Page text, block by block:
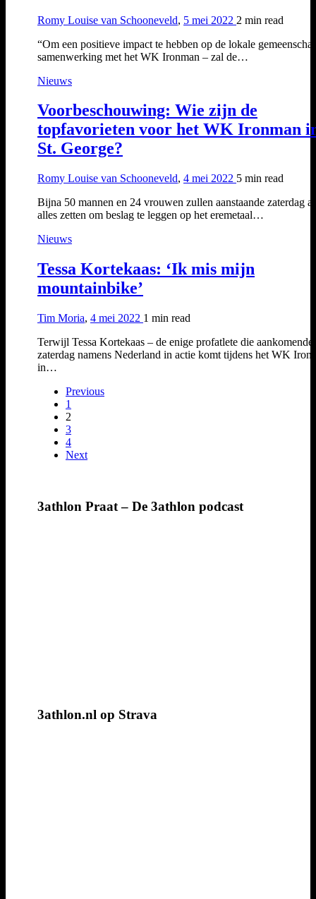
Romy Louise van Schooneveld, 5 mei 2022 2 min read
“Om een positieve impact te hebben op de lokale
samenwerking met het WK Ironman – zal de…
Nieuws
Voorbeschouwing: Wie zijn de
topfavorieten voor het WK Ironman
St. George?
Romy Louise van Schooneveld, 4 mei 2022 5 min read
Bijna 50 mannen en 24 vrouwen zullen aanstaande zaterdag
alles zetten om beslag te leggen op het eremetaal…
Nieuws
Tessa Kortekaas: ‘Ik mis mijn
mountainbike’
Tim Moria, 4 mei 2022 1 min read
Terwijl Tessa Kortekaas – de enige profatlete die aankomende
zaterdag namens Nederland in actie komt tijdens het WK
in…
Previous
1
2
3
4
Next
3athlon Praat – De 3athlon podcast
3athlon.nl op Strava